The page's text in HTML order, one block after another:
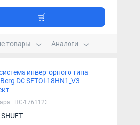
товары Аналоги
инверторного типа
DC SFTOI-18HN1_V3
НС-1761123
SHUFT